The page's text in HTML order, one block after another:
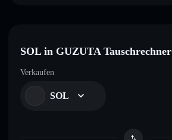
SOL in GUZUTA Tauschrechner
Verkaufen
SOL